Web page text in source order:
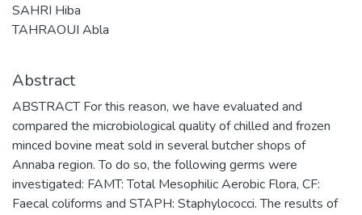
SAHRI Hiba
TAHRAOUI Abla
Abstract
ABSTRACT For this reason, we have evaluated and
compared the microbiological quality of chilled and frozen
minced bovine meat sold in several butcher shops of
Annaba region. To do so, the following germs were
investigated: FAMT: Total Mesophilic Aerobic Flora, CF:
Faecal coliforms and STAPH: Staphylococci. The results of